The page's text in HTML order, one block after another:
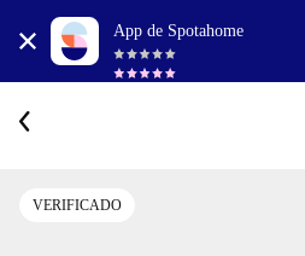
App de Spotahome
VERIFICADO